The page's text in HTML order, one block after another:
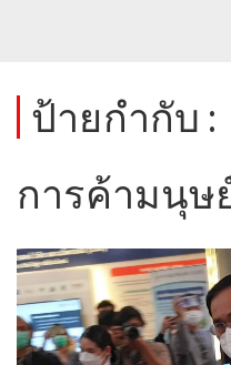
ป้ายกำกับ :
การค้ามนุษ